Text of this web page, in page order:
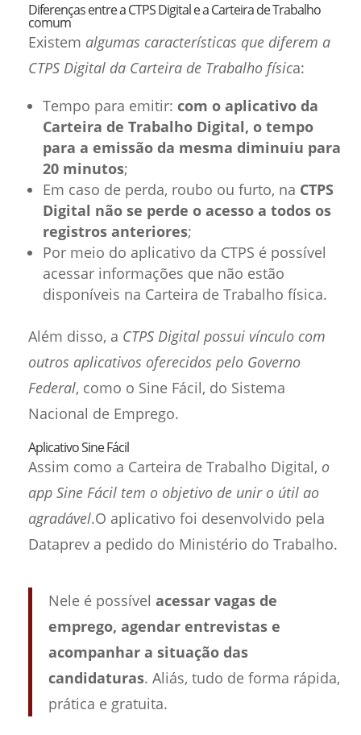
Diferenças entre a CTPS Digital e a Carteira de Trabalho
comum
Existem algumas características que diferem a
CTPS Digital da Carteira de Trabalho física:
Tempo para emitir: com o aplicativo da
Carteira de Trabalho Digital, o tempo
para a emissão da mesma diminuiu para
20 minutos;
Em caso de perda, roubo ou furto, na CTPS
Digital não se perde o acesso a todos os
registros anteriores;
Por meio do aplicativo da CTPS é possível
acessar informações que não estão
disponíveis na Carteira de Trabalho física.
Além disso, a CTPS Digital possui vínculo com
outros aplicativos oferecidos pelo Governo
Federal, como o Sine Fácil, do Sistema
Nacional de Emprego.
Aplicativo Sine Fácil
Assim como a Carteira de Trabalho Digital, o
app Sine Fácil tem o objetivo de unir o útil ao
agradável.O aplicativo foi desenvolvido pela
Dataprev a pedido do Ministério do Trabalho.
Nele é possível acessar vagas de
emprego, agendar entrevistas e
acompanhar a situação das
candidaturas. Aliás, tudo de forma rápida,
prática e gratuita.